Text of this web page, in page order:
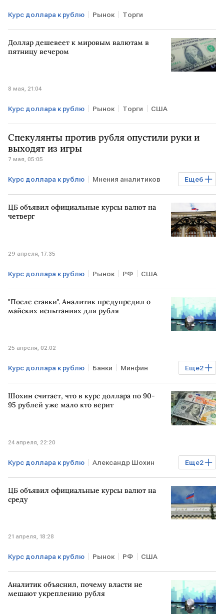
Курс доллара к рублю Рынок Торги
Доллар дешевеет к мировым валютам в
пятницу вечером
8 мая, 21:04
Курс доллара к рублю Рынок Торги США
Спекулянты против рубля опустили руки и
выходят из игры
7 мая, 05:05
Еще6
Курс доллара к рублю Мнения аналитиков
Рынок Финансы Минфин Совкомбанк
Банк России
ЦБ объявил официальные курсы валют на
четверг
29 апреля, 17:35
Курс доллара к рублю Рынок РФ США
"После ставки". Аналитик предупредил о
майских испытаниях для рубля
25 апреля, 02:02
Еще2
Курс доллара к рублю Банки Минфин
Финансы курсы валют
Шохин считает, что в курс доллара по 90-
95 рублей уже мало кто верит
24 апреля, 22:20
Еще2
Курс доллара к рублю Александр Шохин
Минфин РСПП
ЦБ объявил официальные курсы валют на
среду
21 апреля, 18:28
Курс доллара к рублю Рынок РФ США
Аналитик объяснил, почему власти не
мешают укреплению рубля